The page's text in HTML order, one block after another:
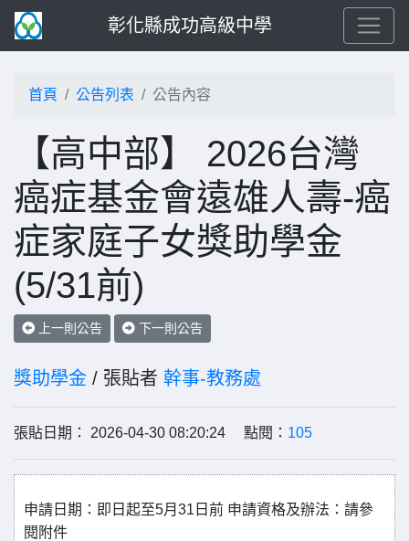
彰化縣成功高級中學
首頁 公告列表 公告內容
【高中部】 2026台灣
癌症基金會遠雄人壽-癌
症家庭子女獎助學金
(5/31前)
上一則公告 下一則公告
獎助學金 / 張貼者 幹事-教務處
張貼日期： 2026-04-30 08:20:24 點閱： 105
申請日期：即日起至5月 31 日前 申請資格及辦法：請參
閱附件